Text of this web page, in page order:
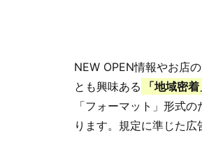
NEW OPEN情報やお店
とも興味ある
「地域密
「フォーマット」形式
ります。規定に準じた広